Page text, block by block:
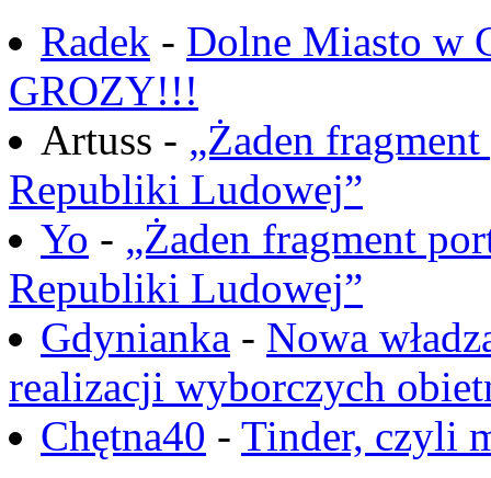
Radek - Dolne Miasto w
GROZY!!!
Artuss - „Żaden
Republiki Ludowej”
Yo - „Żaden fragment
Republiki Ludowej”
Gdynianka - Nowa
realizacji wyborczych
Chętna40 - Tinder, czyli